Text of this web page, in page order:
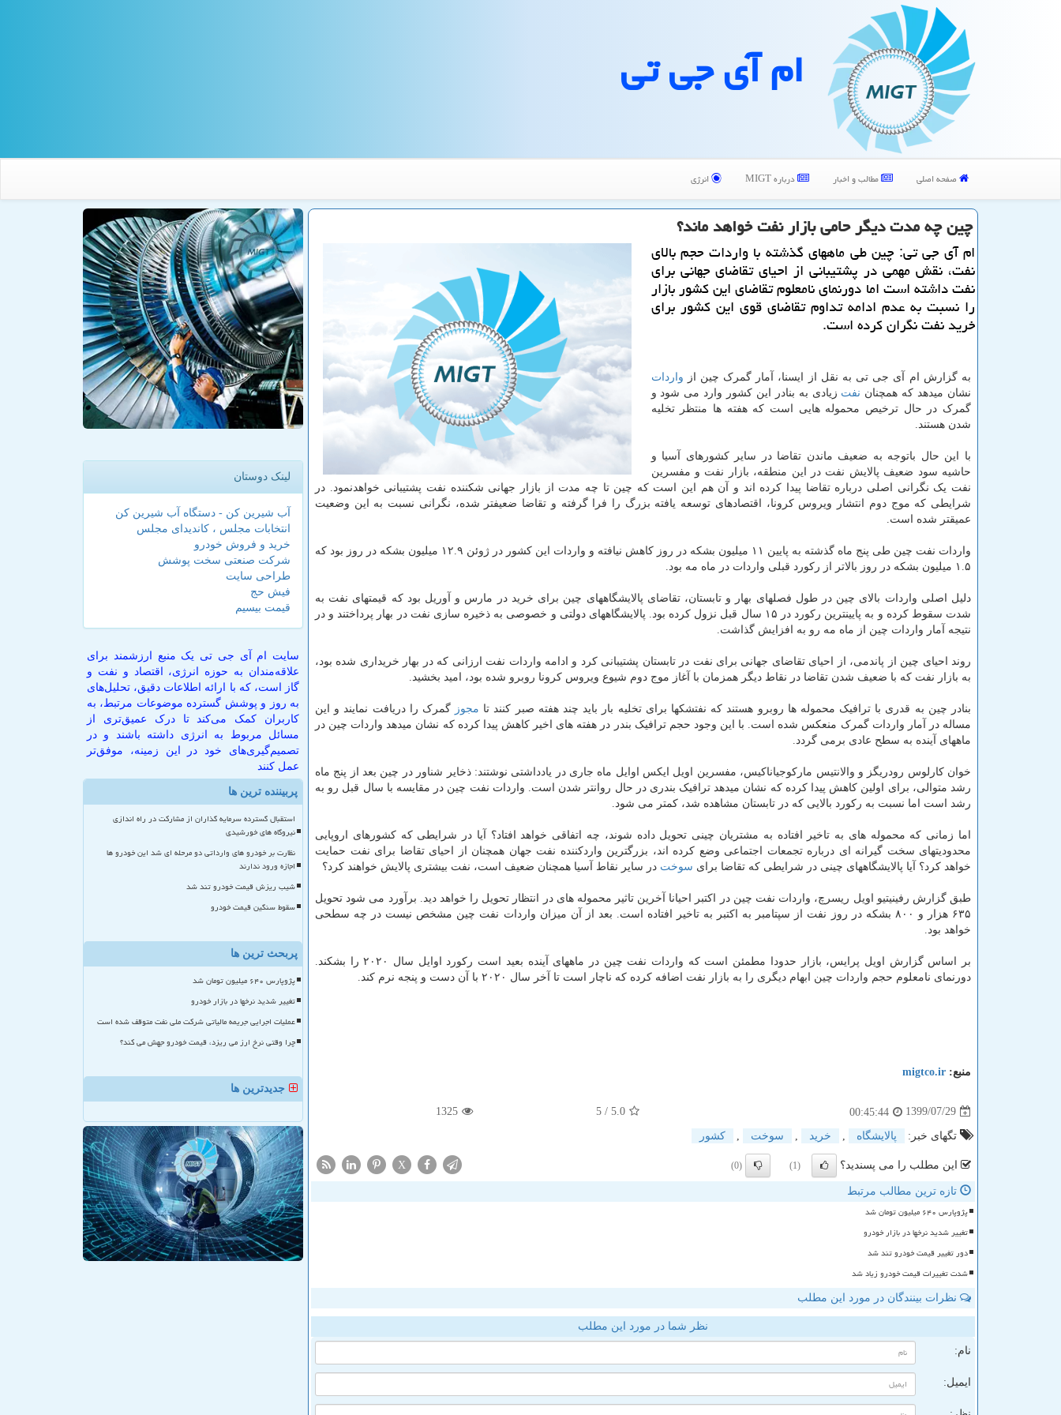
ام آی جی تی
صفحه اصلی مطالب و اخبار درباره MIGT انرژی
چین چه مدت دیگر حامی بازار نفت خواهد ماند؟
ام آی جی تی: چین طی ماههای گذشته با واردات حجم بالای
نفت، نقش مهمی در پشتیبانی از احیای تقاضای جهانی برای
نفت داشته است اما دورنمای نامعلوم تقاضای این كشور بازار
را نسبت به عدم ادامه تداوم تقاضای قوی این كشور برای
خرید نفت نگران كرده است.
به گزارش ام آی جی تی به نقل از ایسنا، آمار گمرک چین از واردات
نشان میدهد که همچنان نفت زیادی به بنادر این کشور وارد می شود و
گمرک در حال ترخیص محموله هایی است که هفته ها منتظر تخلیه
شدن هستند.
با این حال باتوجه به ضعیف ماندن تقاضا در سایر کشورهای آسیا و
حاشیه سود ضعیف پالایش نفت در این منطقه، بازار نفت و مفسرین
نفت یک نگرانی اصلی درباره تقاضا پیدا کرده اند و آن هم این است که چین تا چه مدت از بازار جهانی شکننده نفت پشتیبانی خواهدنمود. در
شرایطی که موج دوم انتشار ویروس کرونا، اقتصادهای توسعه یافته بزرگ را فرا گرفته و تقاضا ضعیفتر شده، نگرانی نسبت به این وضعیت
عمیقتر شده است.
واردات نفت چین طی پنج ماه گذشته به پایین ۱۱ میلیون بشکه در روز کاهش نیافته و واردات این کشور در ژوئن ۱۲.۹ میلیون بشکه در روز بود که
۱.۵ میلیون بشکه در روز بالاتر از رکورد قبلی واردات در ماه مه بود.
دلیل اصلی واردات بالای چین در طول فصلهای بهار و تابستان، تقاضای پالایشگاههای چین برای خرید در مارس و آوریل بود که قیمتهای نفت به
شدت سقوط کرده و به پایینترین رکورد در ۱۵ سال قبل نزول کرده بود. پالایشگاههای دولتی و خصوصی به ذخیره سازی نفت در بهار پرداختند و در
نتیجه آمار واردات چین از ماه مه رو به افزایش گذاشت.
روند احیای چین از پاندمی، از احیای تقاضای جهانی برای نفت در تابستان پشتیبانی کرد و ادامه واردات نفت ارزانی که در بهار خریداری شده بود،
به بازار نفت که با ضعیف شدن تقاضا در نقاط دیگر همزمان با آغاز موج دوم شیوع ویروس کرونا روبرو شده بود، امید بخشید.
بنادر چین به قدری با ترافیک محموله ها روبرو هستند که نفتشکها برای تخلیه بار باید چند هفته صبر کنند تا مجوز گمرک را دریافت نمایند و این
مساله در آمار واردات گمرک منعکس شده است. با این وجود حجم ترافیک بندر در هفته های اخیر کاهش پیدا کرده که نشان میدهد واردات چین در
ماههای آینده به سطح عادی برمی گردد.
خوان کارلوس رودریگز و والانتیس مارکوجیاناکیس، مفسرین اویل ایکس اوایل ماه جاری در یادداشتی نوشتند: ذخایر شناور در چین بعد از پنج ماه
رشد متوالی، برای اولین کاهش پیدا کرده که نشان میدهد ترافیک بندری در حال روانتر شدن است. واردات نفت چین در مقایسه با سال قبل رو به
رشد است اما نسبت به رکورد بالایی که در تابستان مشاهده شد، کمتر می شود.
اما زمانی که محموله های به تاخیر افتاده به مشتریان چینی تحویل داده شوند، چه اتفاقی خواهد افتاد؟ آیا در شرایطی که کشورهای اروپایی
محدودیتهای سخت گیرانه ای درباره تجمعات اجتماعی وضع کرده اند، بزرگترین واردکننده نفت جهان همچنان از احیای تقاضا برای نفت حمایت
خواهد کرد؟ آیا پالایشگاههای چینی در شرایطی که تقاضا برای سوخت در سایر نقاط آسیا همچنان ضعیف است، نفت بیشتری پالایش خواهند کرد؟
طبق گزارش رفینیتیو اویل ریسرچ، واردات نفت چین در اکتبر احیانا آخرین تاثیر محموله های در انتظار تحویل را خواهد دید. برآورد می شود تحویل
۶۳۵ هزار و ۸۰۰ بشکه در روز نفت از سپتامبر به اکتبر به تاخیر افتاده است. بعد از آن میزان واردات نفت چین مشخص نیست در چه سطحی
خواهد بود.
بر اساس گزارش اویل پرایس، بازار حدودا مطمئن است که واردات نفت چین در ماههای آینده بعید است رکورد اوایل سال ۲۰۲۰ را بشکند.
دورنمای نامعلوم حجم واردات چین ابهام دیگری را به بازار نفت اضافه کرده که ناچار است تا آخر سال ۲۰۲۰ با آن دست و پنجه نرم کند.
منبع: migtco.ir
1399/07/29
00:45:44
5.0
/ 5
1325
تگهای خبر: پالایشگاه خرید سوخت كشور
این مطلب را می پسندید؟ (1)
(0)
X
تازه ترین مطالب مرتبط
پژوپارس ۶۴۰ میلیون تومان شد
تغییر شدید نرخها در بازار خودرو
دور تغییر قیمت خودرو تند شد
شدت تغییرات قیمت خودرو زیاد شد
نظرات بینندگان در مورد این مطلب
نظر شما در مورد این مطلب
نام:
ایمیل:
لینک دوستان
آب شیرین کن - دستگاه آب شیرین کن
انتخابات مجلس ، کاندیدای مجلس
خرید و فروش خودرو
شرکت صنعتی سخت پوشش
طراحی سایت
فیش حج
قیمت بیسیم
سایت ام آی جی تی یک منبع ارزشمند برای
علاقه‌مندان به حوزه انرژی، اقتصاد و نفت و
گاز است، که با ارائه اطلاعات دقیق، تحلیل‌های
به روز و پوشش گسترده موضوعات مرتبط، به
کاربران کمک می‌کند تا درک عمیق‌تری از
مسائل مربوط به انرژی داشته باشند و در
تصمیم‌گیری‌های خود در این زمینه، موفق‌تر
عمل کنند
پربیننده ترین ها
استقبال گسترده سرمایه گذاران از مشارکت در راه اندازی
نیروگاه های خورشیدی
نظارت بر خودرو های وارداتی دو مرحله ای شد این خودرو ها
اجازه ورود ندارند
شیب ریزش قیمت خودرو تند شد
سقوط سنگین قیمت خودرو
پربحث ترین ها
پژوپارس ۶۴۰ میلیون تومان شد
تغییر شدید نرخها در بازار خودرو
عملیات اجرایی جریمه مالیاتی شرکت ملی نفت متوقف شده است
چرا وقتی نرخ ارز می ریزد، قیمت خودرو جهش می کند؟
جدیدترین ها